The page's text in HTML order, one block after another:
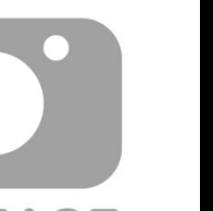
我自己是只勾
骸系統有意見，這
的改版 --